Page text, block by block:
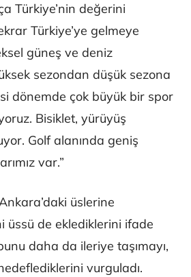
Türkiye’nin değerini
Türkiye’ye gelmeye
güneş ve deniz
sezondan düşük sezona
dönemde çok büyük bir spor
Bisiklet, yürüyüş
Golf alanında geniş
var.”
üslerine
üssü de eklediklerini ifade
daha da ileriye taşımayı,
vurguladı.